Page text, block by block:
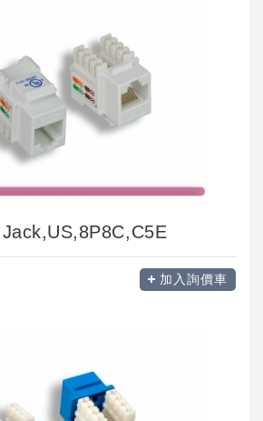
加入詢價車